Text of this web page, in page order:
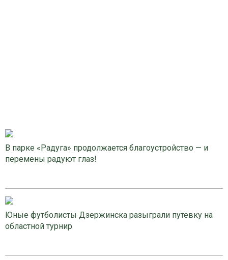
В парке «Радуга» продолжается благоустройство — и
перемены радуют глаз!
Юные футболисты Дзержинска разыграли путёвку на
областной турнир